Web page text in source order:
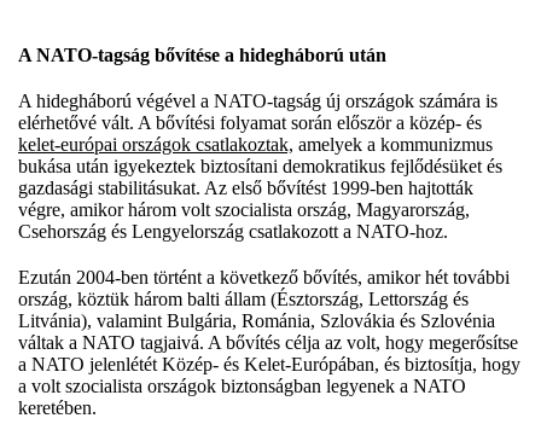
A NATO-tagság bővítése a hidegháború után
A hidegháború végével a NATO-tagság új országok számára is
elérhetővé vált. A bővítési folyamat során először a közép- és
kelet-európai országok csatlakoztak, amelyek a kommunizmus
bukása után igyekeztek biztosítani demokratikus fejlődésüket és
gazdasági stabilitásukat. Az első bővítést 1999-ben hajtották
végre, amikor három volt szocialista ország, Magyarország,
Csehország és Lengyelország csatlakozott a NATO-hoz.
Ezután 2004-ben történt a következő bővítés, amikor hét további
ország, köztük három balti állam (Észtország, Lettország és
Litvánia), valamint Bulgária, Románia, Szlovákia és Szlovénia
váltak a NATO tagjaivá. A bővítés célja az volt, hogy megerősítse
a NATO jelenlétét Közép- és Kelet-Európában, és biztosítja, hogy
a volt szocialista országok biztonságban legyenek a NATO
keretében.